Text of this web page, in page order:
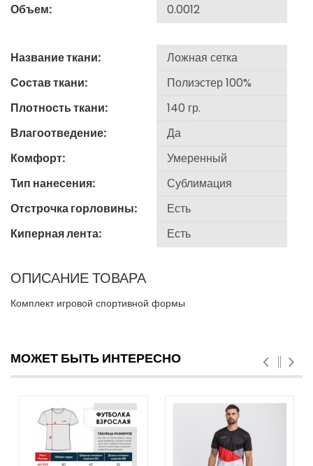
Объем:
Название ткани:
Состав ткани:
Плотность ткани:
Влагоотведение:
Комфорт:
Тип нанесения:
Отстрочка горловины:
Киперная лента:
ОПИСАНИЕ ТОВАРА
Комплект игровой спортивной формы
МОЖЕТ БЫТЬ ИНТЕРЕСНО